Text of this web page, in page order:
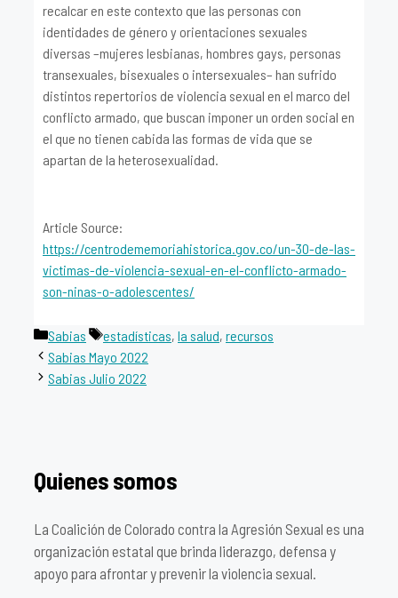
recalcar en este contexto que las personas con
identidades de género y orientaciones sexuales
diversas –mujeres lesbianas, hombres gays, personas
transexuales, bisexuales o intersexuales– han sufrido
distintos repertorios de violencia sexual en el marco del
conflicto armado, que buscan imponer un orden social en
el que no tienen cabida las formas de vida que se
apartan de la heterosexualidad.
Article Source:
https://centrodememoriahistorica.gov.co/un-30-de-las-
victimas-de-violencia-sexual-en-el-conflicto-armado-
son-ninas-o-adolescentes/
Categorías
Sabias Etiquetas
estadísticas, la salud, recursos
Sabias Mayo 2022
Sabias Julio 2022
Quienes somos
La Coalición de Colorado contra la Agresión Sexual es una
organización estatal que brinda liderazgo, defensa y
apoyo para afrontar y prevenir la violencia sexual.